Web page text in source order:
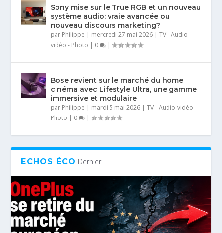
Sony mise sur le True RGB et un nouveau
système audio: vraie avancée ou
nouveau discours marketing?
par Philippe | mercredi 27 mai 2026 |TV - Audio-
vidéo - Photo | 0 |
Bose revient sur le marché du home
cinéma avec Lifestyle Ultra, une gamme
immersive et modulaire
par Philippe | mardi 5 mai 2026 |TV - Audio-vidéo -
Photo | 0 |
ECHOS ÉCO Dernier